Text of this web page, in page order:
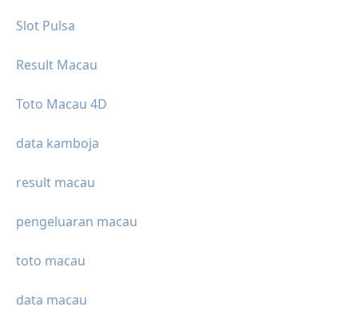
Slot Pulsa
Result Macau
Toto Macau 4D
data kamboja
result macau
pengeluaran macau
toto macau
data macau